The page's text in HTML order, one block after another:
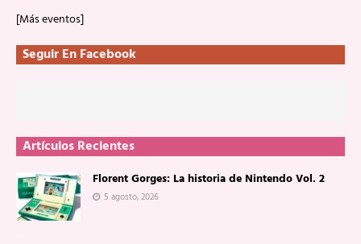
[Más eventos]
Seguir En Facebook
Artículos Recientes
Florent Gorges: La historia de Nintendo Vol. 2
5 agosto, 2026